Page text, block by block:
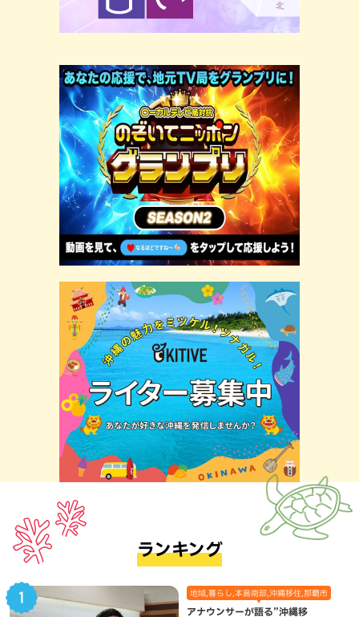
ランキング
地域,暮らし,本島南部,沖縄移住,那覇市
アナウンサーが語る”沖縄移